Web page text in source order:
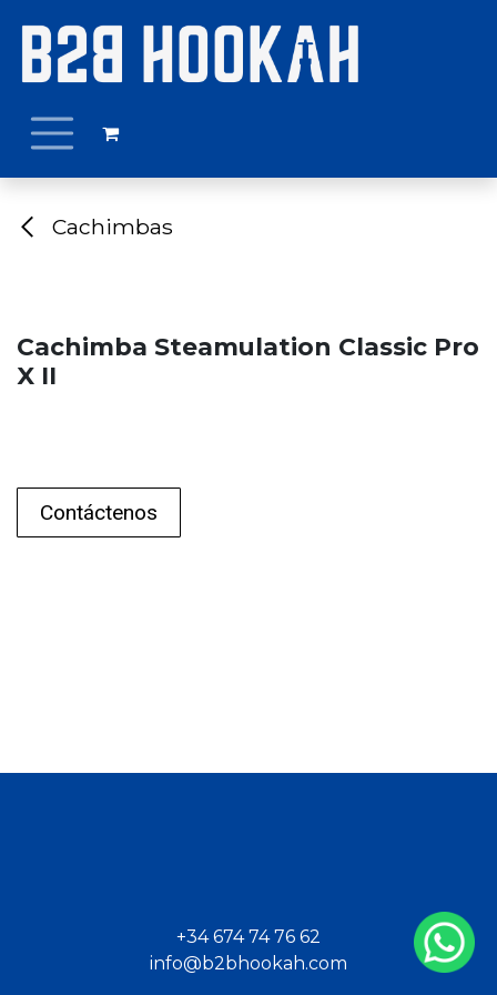
Cachimbas
Cachimba Steamulation Classic Pro
X II
Contáctenos
+34 674 74 76 62
info@b2bhookah.com